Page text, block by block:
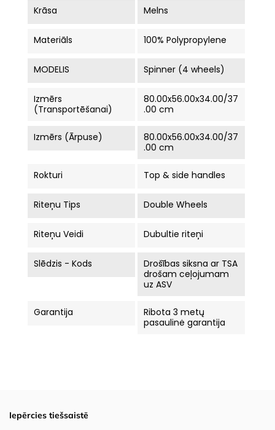
Krāsa Melns
Materiāls 100% Polypropylene
MODELIS Spinner (4 wheels)
Izmērs
(Transportēšanai)
80.00x56.00x34.00/37
.00 cm
Izmērs (ārpuse)
80.00x56.00x34.00/37
.00 cm
Rokturi Top & side handles
Riteņu Tips Double Wheels
Riteņu Veidi Dubultie riteņi
Slēdzis - Kods
Drošības siksna ar TSA
drošam ceļojumam
uz ASV
Garantija
Ribota 3 metų
pasaulinė garantija
Iepērcies tiešsaistē